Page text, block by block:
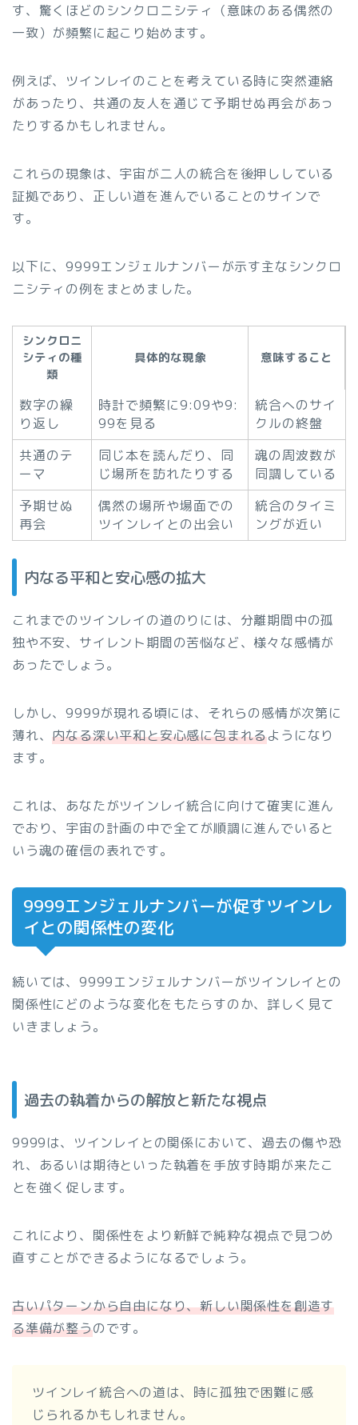
す、驚くほどのシンクロニシティ（意味のある偶然の
一致）が頻繁に起こり始めます。
例えば、ツインレイのことを考えている時に突然連絡
があったり、共通の友人を通じて予期せぬ再会があっ
たりするかもしれません。
これらの現象は、宇宙が二人の統合を後押ししている
証拠であり、正しい道を進んでいることのサインで
す。
以下に、9999エンジェルナンバーが示す主なシンクロ
ニシティの例をまとめました。
シンクロニ
シティの種
類
具体的な現象 意味すること
数字の繰
り返し
時計で頻繁に9:09や9:
99を見る
統合へのサイ
クルの終盤
共通のテ
ーマ
同じ本を読んだり、同
じ場所を訪れたりする
魂の周波数が
同調している
予期せぬ
再会
偶然の場所や場面での
ツインレイとの出会い
統合のタイミ
ングが近い
内なる平和と安心感の拡大
これまでのツインレイの道のりには、分離期間中の孤
独や不安、サイレント期間の苦悩など、様々な感情が
あったでしょう。
しかし、9999が現れる頃には、それらの感情が次第に
薄れ、内なる深い平和と安心感に包まれるようになり
ます。
これは、あなたがツインレイ統合に向けて確実に進ん
でおり、宇宙の計画の中で全てが順調に進んでいると
いう魂の確信の表れです。
9999エンジェルナンバーが促すツインレ
イとの関係性の変化
続いては、9999エンジェルナンバーがツインレイとの
関係性にどのような変化をもたらすのか、詳しく見て
いきましょう。
過去の執着からの解放と新たな視点
9999は、ツインレイとの関係において、過去の傷や恐
れ、あるいは期待といった執着を手放す時期が来たこ
とを強く促します。
これにより、関係性をより新鮮で純粋な視点で見つめ
直すことができるようになるでしょう。
古いパターンから自由になり、新しい関係性を創造す
る準備が整うのです。
ツインレイ統合への道は、時に孤独で困難に感
じられるかもしれません。